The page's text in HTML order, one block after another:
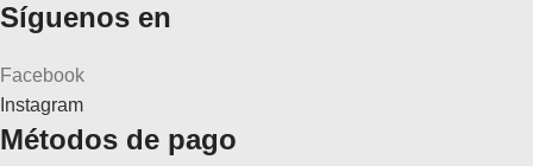
Síguenos en
Facebook
Instagram
Métodos de pago